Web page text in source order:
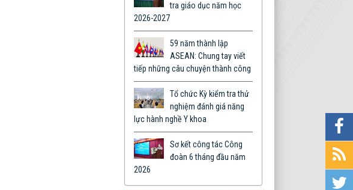
tra giáo dục năm học
2026-2027
59 năm thành lập
ASEAN: Chung tay viết
tiếp những câu chuyện thành công
Tổ chức Kỳ kiểm tra thử
nghiệm đánh giá năng
lực hành nghề Y khoa
Sơ kết công tác Công
đoàn 6 tháng đầu năm
2026